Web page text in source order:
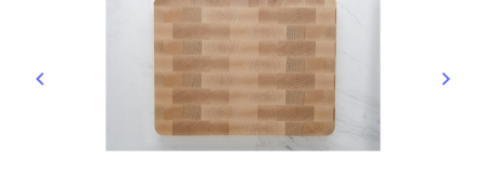
Précédent
keyboard_arrow_left keyboard_arrow_right